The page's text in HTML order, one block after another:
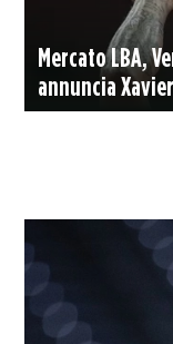
Mercato LBA,
annuncia